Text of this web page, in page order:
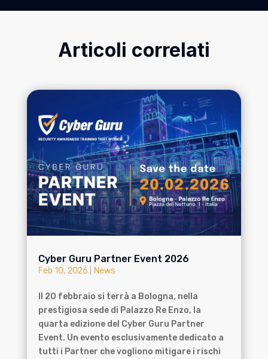
Articoli correlati
Cyber Guru Partner Event 2026
Feb 10, 2026| News
Il 20 febbraio si terrà a Bologna, nella
prestigiosa sede di Palazzo Re Enzo, la
quarta edizione del Cyber Guru Partner
Event. Un evento esclusivamente dedicato a
tutti i Partner che vogliono mitigare i rischi